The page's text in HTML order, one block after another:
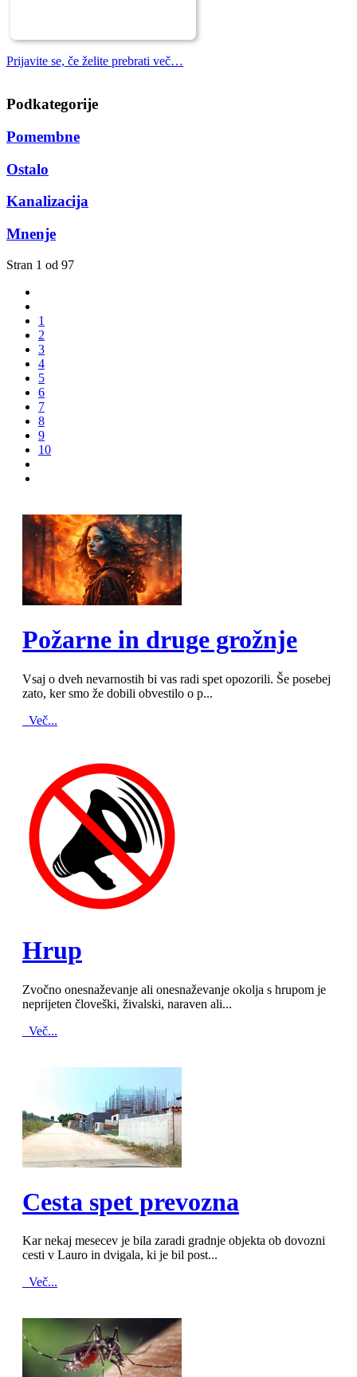
Prijavite se, če želite prebrati več…
Podkategorije
Pomembne
Ostalo
Kanalizacija
Mnenje
Stran 1 od 97
1
2
3
4
5
6
7
8
9
10
Požarne in druge grožnje
Vsaj o dveh nevarnostih bi vas radi spet opozorili. Še posebej
zato, ker smo že dobili obvestilo o p...
Več...
Hrup
Zvočno onesnaževanje ali onesnaževanje okolja s hrupom je
neprijeten človeški, živalski, naraven ali...
Več...
Cesta spet prevozna
Kar nekaj mesecev je bila zaradi gradnje objekta ob dovozni
cesti v Lauro in dvigala, ki je bil post...
Več...